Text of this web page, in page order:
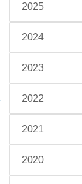
2025
2024
2023
2022
2021
2020